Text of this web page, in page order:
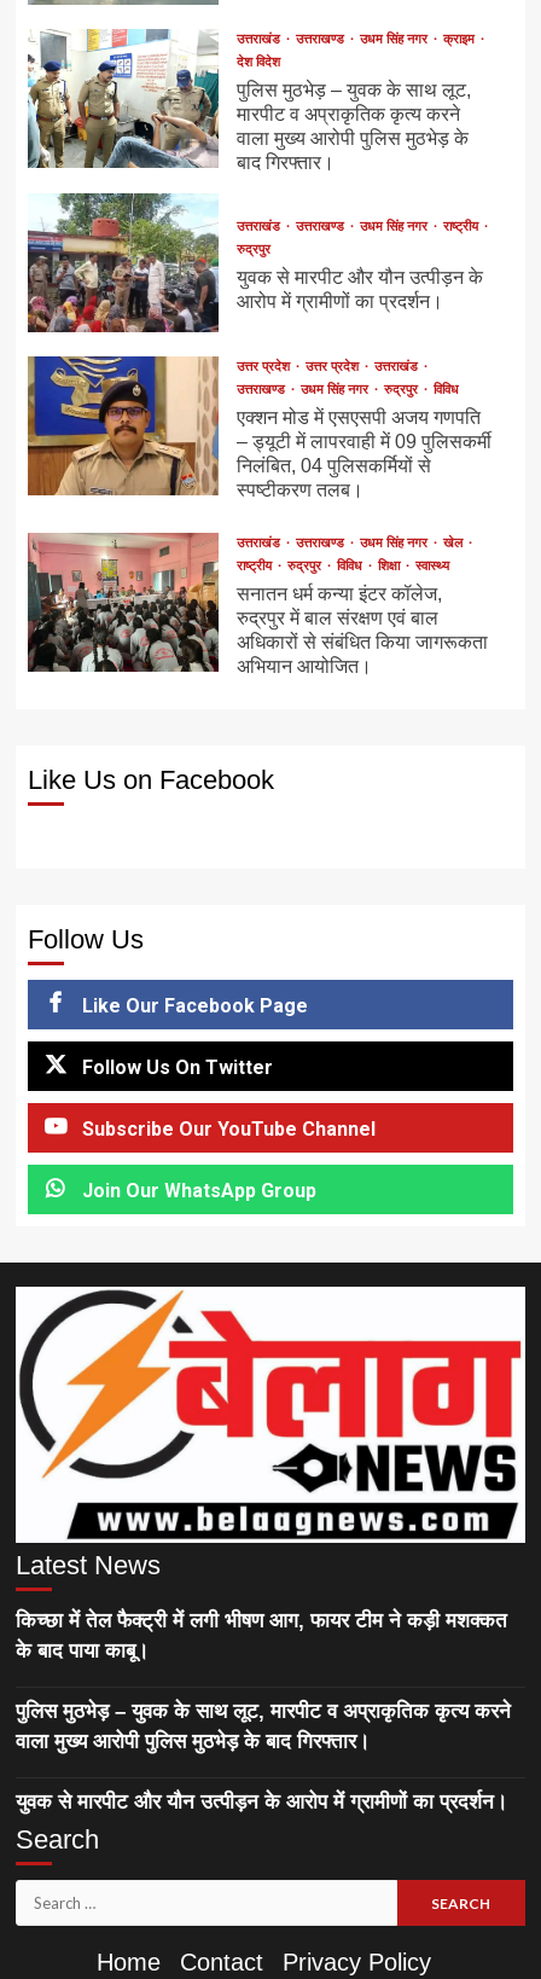
उत्तराखंड उत्तराखण्ड उधम सिंह नगर
क्राइम
देश विदेश
पुलिस मुठभेड़ – युवक के साथ लूट,
मारपीट व अप्राकृतिक कृत्य करने
वाला मुख्य आरोपी पुलिस मुठभेड़ के
बाद गिरफ्तार।
उत्तराखंड उत्तराखण्ड उधम सिंह नगर
राष्ट्रीय
रुद्रपुर
युवक से मारपीट और यौन उत्पीड़न के
आरोप में ग्रामीणों का प्रदर्शन।
उत्तर प्रदेश उत्तर प्रदेश
उत्तराखंड
उत्तराखण्ड
उधम सिंह नगर रुद्रपुर विविध
एक्शन मोड में एसएसपी अजय गणपति
– ड्यूटी में लापरवाही में 09 पुलिसकर्मी
निलंबित, 04 पुलिसकर्मियों से
स्पष्टीकरण तलब।
उत्तराखंड उत्तराखण्ड उधम सिंह नगर
खेल
राष्ट्रीय
रुद्रपुर विविध शिक्षा स्वास्थ्य
सनातन धर्म कन्या इंटर कॉलेज,
रुद्रपुर में बाल संरक्षण एवं बाल
अधिकारों से संबंधित किया जागरूकता
अभियान आयोजित।
Like Us on Facebook
Follow Us
Like Our Facebook Page
Follow Us On Twitter
Subscribe Our YouTube Channel
Join Our WhatsApp Group
Latest News
किच्छा में तेल फैक्ट्री में लगी भीषण आग, फायर टीम ने कड़ी मशक्कत
के बाद पाया काबू।
पुलिस मुठभेड़ – युवक के साथ लूट, मारपीट व अप्राकृतिक कृत्य करने
वाला मुख्य आरोपी पुलिस मुठभेड़ के बाद गिरफ्तार।
युवक से मारपीट और यौन उत्पीड़न के आरोप में ग्रामीणों का प्रदर्शन।
Search
Search
for:
Home
Contact Privacy Policy